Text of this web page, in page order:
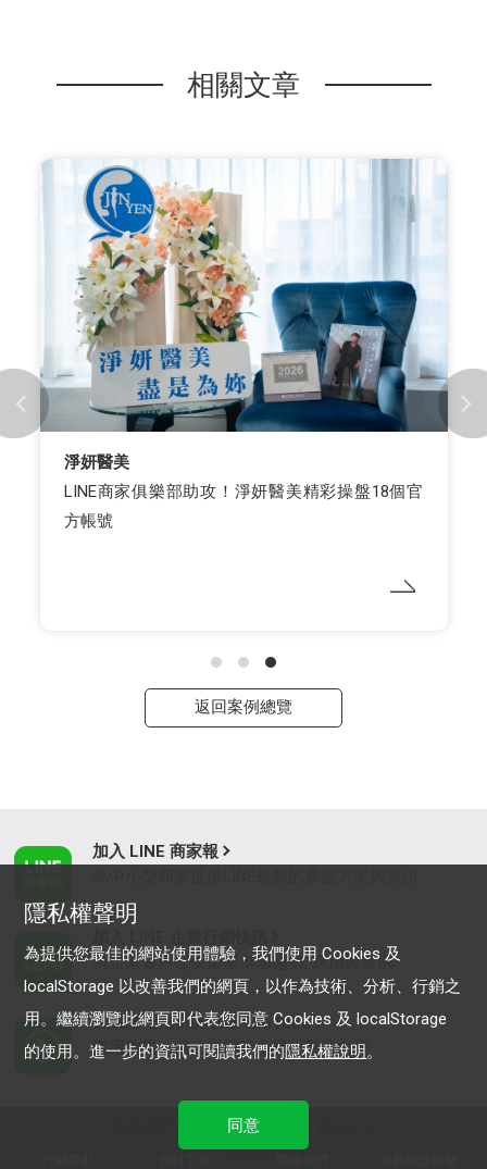
相關文章
淨妍醫美
LINE商家俱樂部助攻！淨妍醫美精彩操盤18個官
方帳號
返回案例總覽
加入 LINE 商家報
為企業客戶提供最新市場趨勢, 應用與案例
LINE Biz-Solutions YouTube
實用教學、成功案例等多樣化影音內容
服務條款
隱私權聲明
為提供您最佳的網站使用體驗，我們使用 Cookies 及
localStorage 以改善我們的網頁，以作為技術、分析、行銷之
用。繼續瀏覽此網頁即代表您同意 Cookies 及 localStorage
的使用。進一步的資訊可閱讀我們的隱私權說明。
同意